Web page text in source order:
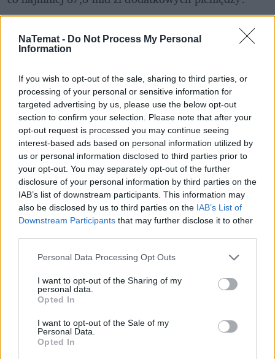
NaTemat - Do Not Process My Personal
Information
If you wish to opt-out of the sale, sharing to third parties, or
processing of your personal or sensitive information for
targeted advertising by us, please use the below opt-out
section to confirm your selection. Please note that after your
opt-out request is processed you may continue seeing
interest-based ads based on personal information utilized by
us or personal information disclosed to third parties prior to
your opt-out. You may separately opt-out of the further
disclosure of your personal information by third parties on the
IAB’s list of downstream participants. This information may
also be disclosed by us to third parties on the IAB’s List of
Downstream Participants that may further disclose it to other
Personal Data Processing Opt Outs
I want to opt-out of the Sharing of my
personal data.
Opted In
I want to opt-out of the Sale of my
Personal Data.
Opted In
trendy demograficzne i starzenie się
społeczeństwa
świadczenia będą rosły. FPP szacuje, że chodzi o
kwoty od 1 mld zł w 2024 roku do 3 mld w 2030
roku, aby jakość i dostępność świadczeń nie
pogorszyła się przy rosnącym zapotrzebowaniu.
Przed nowym rządem i szefową resortu zdrowia
Izabelą Leszczyną stoi więc trudne zadanie. Być
może niezbędne okażą się szybkie zmiany w
ustawach o 7 proc. PKB oraz o minimalnych
wynagrodzeniach w ochronie zdrowia, aby
dostosować tempo wzrostów do możliwości
budżetowych.